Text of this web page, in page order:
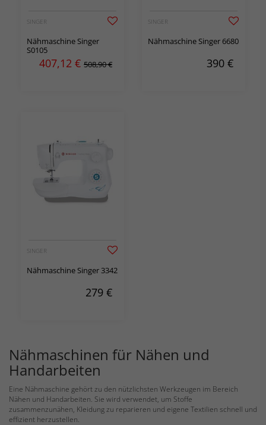
SINGER
Nähmaschine Singer
S0105
407,12 € 508,90 €
SINGER
Nähmaschine Singer 6680
390 €
SINGER
Nähmaschine Singer 3342
279 €
Nähmaschinen für Nähen und
Handarbeiten
Eine Nähmaschine gehört zu den nützlichsten Werkzeugen im Bereich
Nähen und Handarbeiten. Sie wird verwendet, um Stoffe
zusammenzunähen, Kleidung zu reparieren und eigene Textilien schnell und
effizient herzustellen.